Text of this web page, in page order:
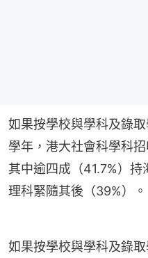
如果按學校與學科及錄
學年，港大社會科學科
其中逾四成（41.7%）
理科緊隨其後（39%）。
如果按學校與學科及錄